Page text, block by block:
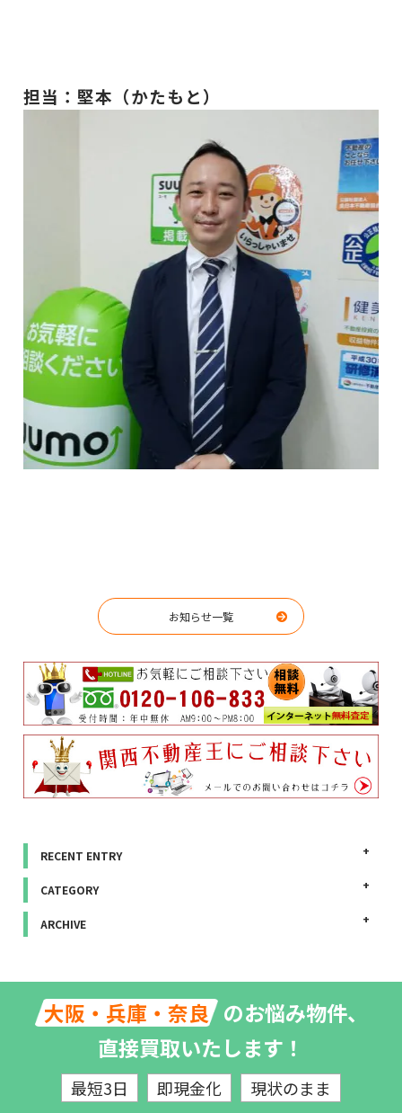
担当：堅本（かたもと）
お知らせ一覧
RECENT ENTRY
CATEGORY
ARCHIVE
大阪・兵庫・奈良 のお悩み物件、
直接買取いたします！
最短3日 即現金化 現状のまま